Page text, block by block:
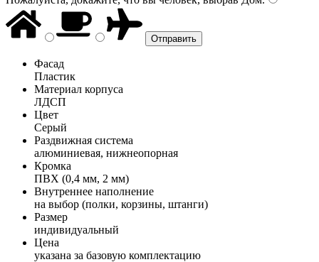
Фасад
Пластик
Материал корпуса
ЛДСП
Цвет
Серый
Раздвижная система
алюминиевая, нижнеопорная
Кромка
ПВХ (0,4 мм, 2 мм)
Внутреннее наполнение
на выбор (полки, корзины, штанги)
Размер
индивидуальный
Цена
указана за базовую комплектацию